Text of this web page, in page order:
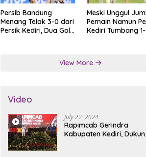
Persib Bandung
Menang Telak 3-0 dari
Persik Kediri, Dua Gol
Meski Unggul
Pemain Namun
Kediri Tumbang
View More
Video
July 22, 2024
Rapimcab Gerindra
Kabupaten Kediri,